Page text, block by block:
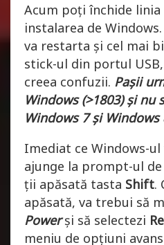
Acum poți închide linia
instalarea de
va restarta și cel mai
stick-ul din portul
creea confuzii. Pașii
Windows (>1803) și nu
Windows 7 și Windows
Imediat ce Windows-
ajunge la prompt-ul
ții apăsată tasta Shift.
apăsată, va trebui să
Powerși să selectezi
meniu de opțiuni